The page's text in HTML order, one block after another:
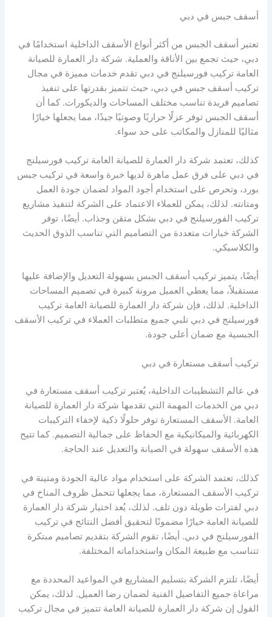
أسقف جبس في دبي
تعتبر أسقف الجبس من أكثر أنواع الأسقف الداخلية استخدامًا في
دبي، حيث تجمع بين الأناقة والعملية. شركة دار العمارة للصيانة
العامة تركيب فورسيلنج في دبي تقدم خدمات مميزة في مجال
تركيب أسقف جبس في دبي، حيث تتميز بقدرتها على تنفيذ
تصاميم فريدة تناسب مختلف المساحات والديكورات. كما أن
أسقف الجبس توفر عزلًا حراريًا وصوتيًا جيدًا، مما يجعلها خيارًا
مثاليًا للمنازل والمكاتب على حد سواء.
كذلك، تعتمد شركة دار العمارة للصيانة العامة تركيب فورسيلنج
في دبي على فرق عمل ماهرة لديها خبرة واسعة في تركيب جبس
بورد، وتحرص على استخدام أجود المواد لضمان جودة العمل
ومتانته. لذلك، يمكن للعملاء الاعتماد على الشركة لتنفيذ مشاريع
تركيب الفورسيلنج في دبي بشكل متقن وجذاب. أيضًا، توفر
الشركة خيارات متعددة من التصاميم التي تناسب الذوق الحديث
والكلاسيكي.
أيضًا، يتميز تركيب أسقف الجبس بسهولة التعديل والإضافة عليها
مستقبلاً، مما يعطي العميل مرونة كبيرة في تصميم المساحات
الداخلية. لذلك، فإن شركة دار العمارة للصيانة العامة تركيب
فورسيلنج في دبي تلبي جميع متطلبات العملاء في تركيب الأسقف
الجبسية مع ضمان أعلى جودة.
تركيب أسقف مستعارة في دبي
في عالم التشطيبات الداخلية، يُعتبر تركيب أسقف مستعارة في
دبي من الخدمات المهمة التي تقدمها شركة دار العمارة للصيانة
العامة. الأسقف المستعارة توفر حلولًا ذكية لإخفاء التركيبات
الكهربائية والميكانيكية مع الحفاظ على جمالية التصميم. كما تتيح
هذه الأسقف سهولة في الصيانة والتعديل عند الحاجة.
كذلك، تعتمد الشركة على استخدام مواد عالية الجودة ومتينة في
تركيب الأسقف المستعارة، مما يجعلها تتحمل ظروف المناخ في
دبي لفترات طويلة دون تلف. لذلك، يُعد اختيار شركة دار العمارة
للصيانة العامة خيارًا مضمونًا لتحقيق أفضل النتائج في تركيب
الفورسيلنج في دبي. أيضًا، تقوم الشركة بتقديم تصاميم مبتكرة
تتناسب مع طبيعة المكان واستخداماته المختلفة.
أيضًا، تلتزم الشركة بتسليم المشاريع في المواعيد المحددة مع
مراعاة جميع التفاصيل الفنية لضمان رضا العميل. لذلك، يمكن
القول إن شركة دار العمارة للصيانة العامة تتميز في مجال تركيب